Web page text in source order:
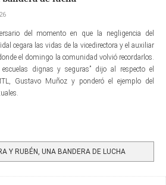
del momento en que la negligencia del
cegara las vidas de la vicedirectora y el auxiliar
el domingo la comunidad volvió recordarlos.
dignas y seguras” dijo al respecto el
Gustavo Muñoz y ponderó el ejemplo del
Y RUBÉN, UNA BANDERA DE LUCHA